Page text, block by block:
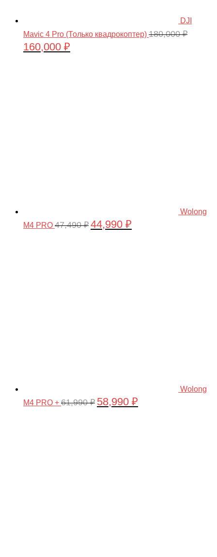
DJI
Mavic 4 Pro (Только квадрокоптер) 180,000₽
Первоначальная
160,000 ₽
Wolong
M4 PRO 47,490₽ Первоначальная
44,990 ₽
Wolong
M4 PRO + 61,990₽ Первоначальная
58,990 ₽